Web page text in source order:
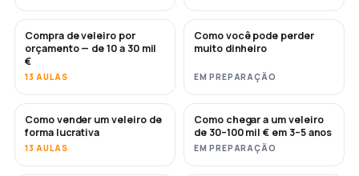
EM BREVE
Compra de veleiro por
orçamento — de 10 a 30 mil
€
13 AULAS
EM BREVE
Como você pode perder
muito dinheiro
EM PREPARAÇÃO
NOVO
Como vender um veleiro de
forma lucrativa
13 AULAS
NOVO
Como chegar a um veleiro
de 30–100 mil € em 3–5 anos
EM PREPARAÇÃO